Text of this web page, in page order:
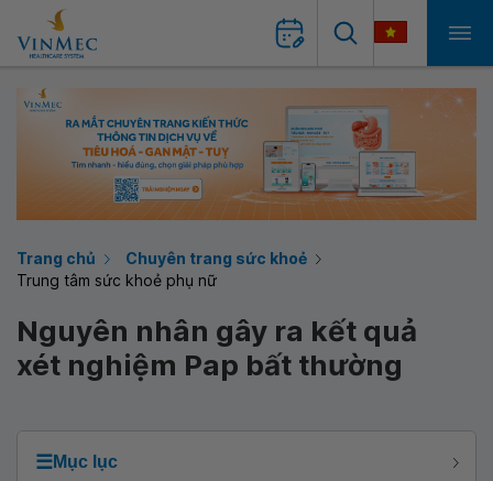
Trang chủ
Chuyên trang sức khoẻ
Trung tâm sức khoẻ phụ nữ
Nguyên nhân gây ra kết quả
xét nghiệm Pap bất thường
☰Mục lục